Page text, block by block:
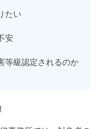
たい
安
等級認定されるのか